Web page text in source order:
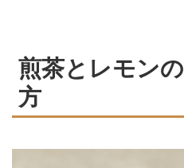
煎茶とレモン
方